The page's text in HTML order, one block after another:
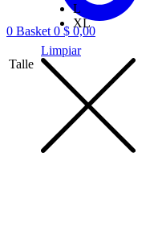
0 Basket 0 $ 0,00
Talle
L
XL
Limpiar